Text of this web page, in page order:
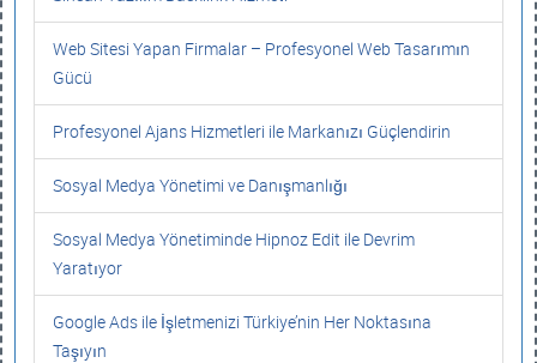
Web Sitesi Yapan Firmalar – Profesyonel Web Tasarımın
Gücü
Profesyonel Ajans Hizmetleri ile Markanızı Güçlendirin
Sosyal Medya Yönetimi ve Danışmanlığı
Sosyal Medya Yönetiminde Hipnoz Edit ile Devrim
Yaratıyor
Google Ads ile İşletmenizi Türkiye’nin Her Noktasına
Taşıyın